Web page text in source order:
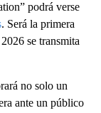
podrá verse
. Será la primera
se transmita
no solo un
ante un público